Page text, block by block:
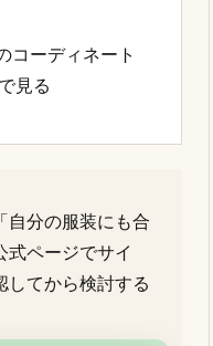
コーディネート
見る
自分の服装にも合
式ページでサイ
してから検討する